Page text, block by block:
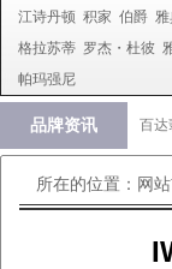
江诗丹顿 积家 伯爵
格拉苏蒂 罗杰・杜彼
帕玛强尼
品牌资讯 百达
所在的位置： 网